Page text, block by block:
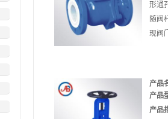
形通
随阀
现阀
产品
产品
产品